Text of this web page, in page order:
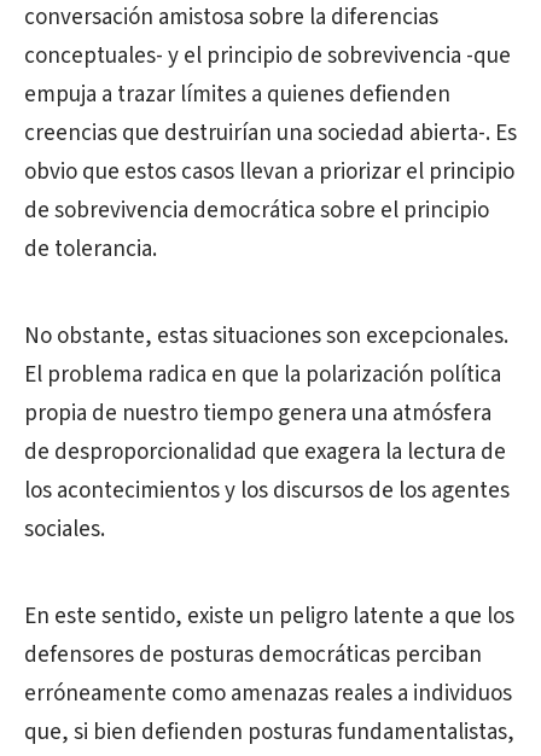
conversación amistosa sobre la diferencias
conceptuales- y el principio de sobrevivencia -que
empuja a trazar límites a quienes defienden
creencias que destruirían una sociedad abierta-. Es
obvio que estos casos llevan a priorizar el principio
de sobrevivencia democrática sobre el principio
de tolerancia.
No obstante, estas situaciones son excepcionales.
El problema radica en que la polarización política
propia de nuestro tiempo genera una atmósfera
de desproporcionalidad que exagera la lectura de
los acontecimientos y los discursos de los agentes
sociales.
En este sentido, existe un peligro latente a que los
defensores de posturas democráticas perciban
erróneamente como amenazas reales a individuos
que, si bien defienden posturas fundamentalistas,